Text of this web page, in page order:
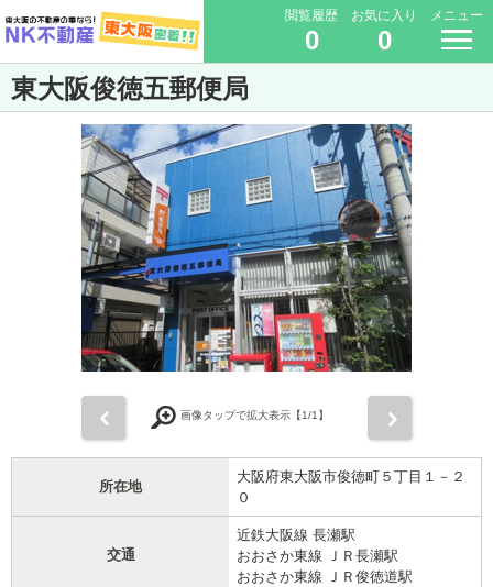
閲覧履歴
0
お気に入り
0
メニュー
東大阪俊徳五郵便局
画像タップで拡大表示【1/1】
所在地
大阪府東大阪市俊徳町５丁目１－２
０
交通
近鉄大阪線 長瀬駅
おおさか東線 ＪＲ長瀬駅
おおさか東線 ＪＲ俊徳道駅